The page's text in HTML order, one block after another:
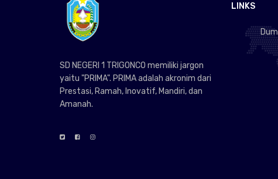
SD NEGERI 1 TRIGONCO memiliki jargon
yaitu "PRIMA". PRIMA adalah akronim dari
Prestasi, Ramah, Inovatif, Mandiri, dan
Amanah.
LINKS